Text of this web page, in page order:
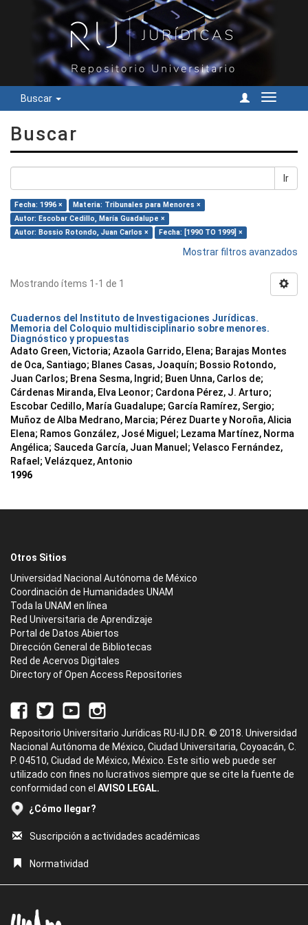
Buscar
Cambiar
Buscar
Ir
Fecha: 1996 ×
Materia: Tribunales para Menores ×
Autor: Escobar Cedillo, María Guadalupe ×
Autor: Bossio Rotondo, Juan Carlos ×
Fecha: [1990 TO 1999] ×
Mostrar filtros avanzados
Mostrando ítems 1-1 de 1
Cuadernos del Instituto de Investigaciones Jurídicas.
Memoria del Coloquio multidisciplinario sobre menores.
Diagnóstico y propuestas
Adato Green, Victoria; Azaola Garrido, Elena; Barajas Montes
de Oca, Santiago; Blanes Casas, Joaquín; Bossio Rotondo,
Juan Carlos; Brena Sesma, Ingrid; Buen Unna, Carlos de;
Cárdenas Miranda, Elva Leonor; Cardona Pérez, J. Arturo;
Escobar Cedillo, María Guadalupe; García Ramírez, Sergio;
Muñoz de Alba Medrano, Marcia; Pérez Duarte y Noroña, Alicia
Elena; Ramos González, José Miguel; Lezama Martínez, Norma
Angélica; Sauceda García, Juan Manuel; Velasco Fernández,
Rafael; Velázquez, Antonio
1996
Otros Sitios
Universidad Nacional Autónoma de México
Coordinación de Humanidades UNAM
Toda la UNAM en línea
Red Universitaria de Aprendizaje
Portal de Datos Abiertos
Dirección General de Bibliotecas
Red de Acervos Digitales
Directory of Open Access Repositories
Repositorio Universitario Jurídicas RU-IIJ D.R. © 2018. Universidad
Nacional Autónoma de México, Ciudad Universitaria, Coyoacán, C.
P. 04510, Ciudad de México, México. Este sitio web puede ser
utilizado con fines no lucrativos siempre que se cite la fuente de
conformidad con el AVISO LEGAL.
¿Cómo llegar?
Suscripción a actividades académicas
Normatividad